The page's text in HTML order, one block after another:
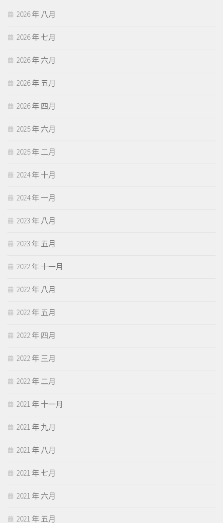
2026 年 八月
2026 年 七月
2026 年 六月
2026 年 五月
2026 年 四月
2025 年 六月
2025 年 二月
2024 年 十月
2024 年 一月
2023 年 八月
2023 年 五月
2022 年 十一月
2022 年 八月
2022 年 五月
2022 年 四月
2022 年 三月
2022 年 二月
2021 年 十一月
2021 年 九月
2021 年 八月
2021 年 七月
2021 年 六月
2021 年 五月